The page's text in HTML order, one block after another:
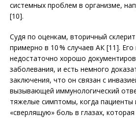
системных проб­лем в организме,
[10].
Судя по оценкам, вторичный
примерно в 10 % случаев АК [11]. Его
недостаточно хорошо
заболевания, и есть немного
заключения, что он связан с
вызывающей иммунологический
тяжелые симптомы, когда
«сверлящую» боль в глазах,